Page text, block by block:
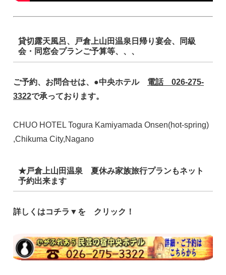
貸切露天風呂、戸倉上山田温泉日帰り宴会、同級
会・同窓会プランご予算等、、、
ご予約、お問合せは、●中央ホテル 電話 026-275-
3322で承っております。
CHUO HOTEL Togura Kamiyamada Onsen(hot-spring)
,Chikuma City,Nagano
★戸倉上山田温泉 夏休み家族旅行プランもネット
予約出来ます
詳しくはコチラ▼を クリック！